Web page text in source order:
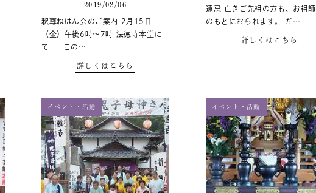
2019/02/06
釈尊ねはん会のご案内 2月15日
（金）午後6時～7時 法徳寺本堂に
て この…
詳しくはこちら
遠忌 亡きご先祖の方も、お祖師
のもとにおられます。 だ…
詳しくはこちら
イベント・活動 イベント・活動